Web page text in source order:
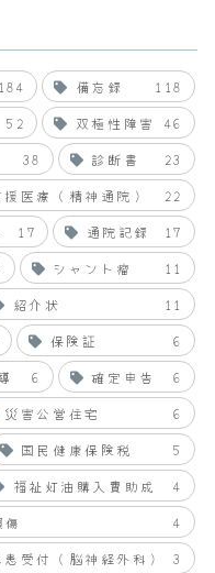
184 備忘録
118
52 双極性障害
46
38 診断書
23
援医療（精神通院）
22
17 通院記録
17
シャント瘤
11
紹介状
11
保険証
6
6 確定申告
6
災害公営住宅
6
国民健康保険税
5
福祉灯油購入費助成
4
4
患受付（脳神経外科） 3